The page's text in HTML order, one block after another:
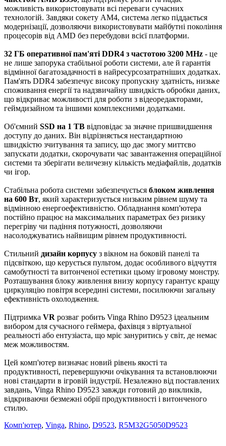
можливість використовувати всі переваги сучасних
технологій. Завдяки сокету AM4, система легко піддається
модернізації, дозволяючи використовувати майбутні покоління
процесорів від AMD без перебудови всієї платформи.
32 ГБ оперативної пам'яті DDR4 з частотою 3200 MHz - це
не лише запорука стабільної роботи системи, але й гарантія
відмінної багатозадачності в найресурсозатратніших додатках.
Пам'ять DDR4 забезпечує високу пропускну здатність, низьке
споживання енергії та надзвичайну швидкість обробки даних,
що відкриває можливості для роботи з відеоредакторами,
геймдизайном та іншими комплексними додатками.
Об'ємний SSD на 1 TB відповідає за значне пришвидшення
доступу до даних. Він відрізняється нестандартною
швидкістю зчитування та запису, що дає змогу миттєво
запускати додатки, скорочувати час завантаження операційної
системи та зберігати величезну кількість медіафайлів, додатків
чи ігор.
Стабільна робота системи забезпечується блоком живлення
на 600 Вт, який характеризується низьким рівнем шуму та
відмінною енергоефективністю. Обладнання комп'ютера
постійно працює на максимальних параметрах без ризику
перегріву чи падіння потужності, дозволяючи
насолоджуватись найвищим рівнем продуктивності.
Стильний дизайн корпусу з вікном на боковій панелі та
підсвіткою, що керується пультом, додає особливого відчуття
самобутності та витонченої естетики цьому ігровому монстру.
Розташування блоку живлення внизу корпусу гарантує кращу
циркуляцію повітря всередині системи, посилюючи загальну
ефективність охолодження.
Підтримка VR розваг робить Vinga Rhino D9523 ідеальним
вибором для сучасного геймера, фахівця з віртуальної
реальності або ентузіаста, що мріє зануритись у світ, де немає
меж можливостям.
Цей комп'ютер визначає новий рівень якості та
продуктивності, перевершуючи очікування та встановлюючи
нові стандарти в ігровій індустрії. Незалежно від поставлених
завдань, Vinga Rhino D9523 завжди готовий до викликів,
відкриваючи безмежні обрії продуктивності і витонченого
стилю.
Комп'ютер, Vinga, Rhino, D9523, R5M32G5050D9523